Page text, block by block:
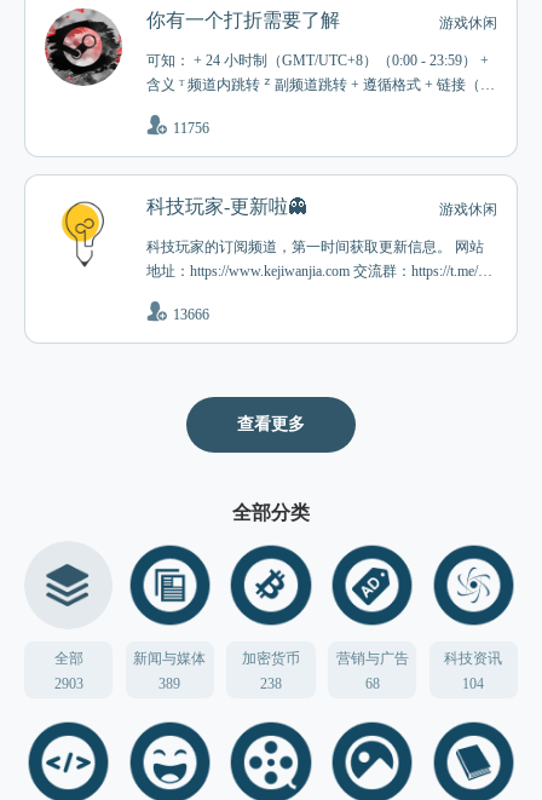
你有一个打折需要了解 游戏休闲
可知： + 24 小时制（GMT/UTC+8）（0:00 - 23:59） +
含义 ᵀ 频道内跳转 ᙆ 副频道跳转 + 遵循格式 + 链接（尽
充或分享可留言 + 广播会因修改与补充时常变化 发布
但不限： + 周榜、折扣、资讯、喜加一、TOP 相关： +
等 @huaguanYj + UNO 游戏 t.me/joinchat/EGSkXEP_WA
11756
科技玩家-更新啦👻 游戏休闲
科技玩家的订阅频道，第一时间获取更新信息。 网站
地址：https://www.kejiwanjia.com 交流群：https://t.me/kej
13666
查看更多
全部分类
全部
2903
新闻与媒体
389
加密货币
238
营销与广告
68
科技资讯
104